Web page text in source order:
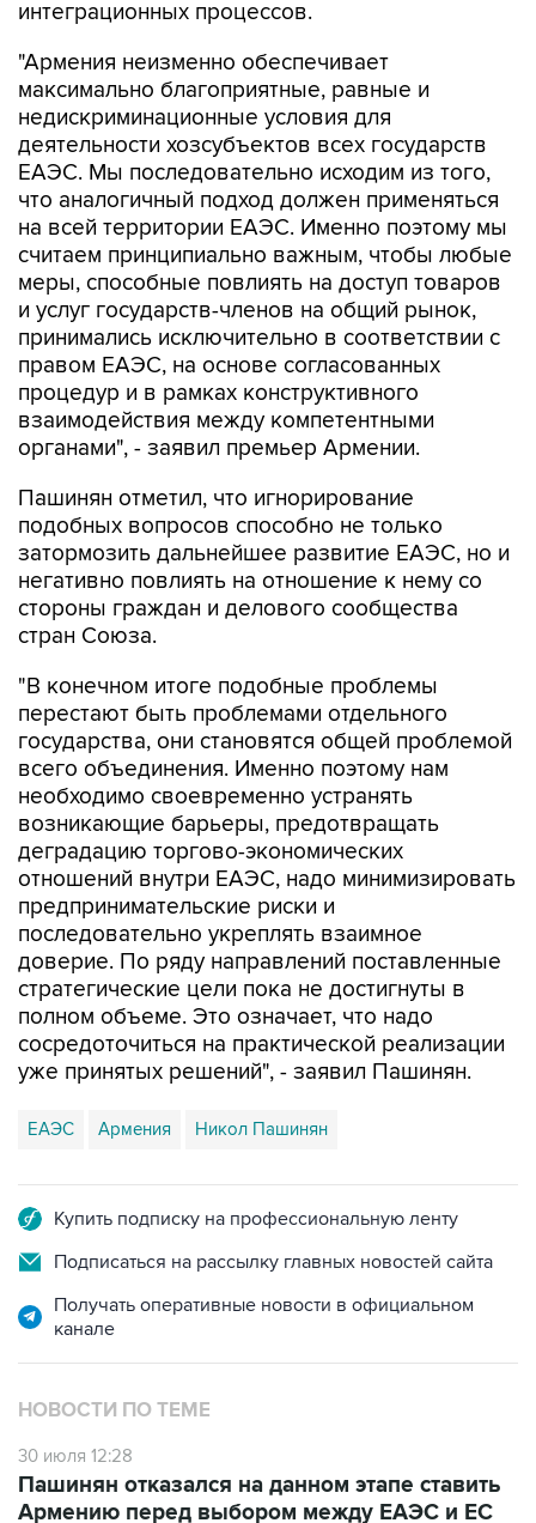
"Армения неизменно обеспечивает
недискриминационные условия для
деятельности хозсубъектов всех государств
ЕАЭС. Мы последовательно исходим из того,
что аналогичный подход должен применяться
на всей территории ЕАЭС. Именно поэтому мы
считаем принципиально важным, чтобы любые
меры, способные повлиять на доступ товаров
и услуг государств-членов на общий рынок,
принимались исключительно в соответствии с
правом ЕАЭС, на основе согласованных
процедур и в рамках конструктивного
взаимодействия между компетентными
органами", - заявил премьер Армении.
Пашинян отметил, что игнорирование
затормозить дальнейшее развитие ЕАЭС, но и
негативно повлиять на отношение к нему со
стороны граждан и делового сообщества
стран Союза.
"В конечном итоге подобные проблемы
государства, они становятся общей проблемой
всего объединения. Именно поэтому нам
необходимо своевременно устранять
возникающие барьеры, предотвращать
деградацию торгово-экономических
отношений внутри ЕАЭС, надо минимизировать
предпринимательские риски и
последовательно укреплять взаимное
доверие. По ряду направлений поставленные
стратегические цели пока не достигнуты в
полном объеме. Это означает, что надо
сосредоточиться на практической реализации
уже принятых решений", - заявил Пашинян.
ЕАЭС Армения Никол Пашинян
Подписаться на рассылку главных новостей сайта
Получать оперативные новости в официальном
НОВОСТИ ПО ТЕМЕ
30 июля 12:28
Армению перед выбором между ЕАЭС и ЕС